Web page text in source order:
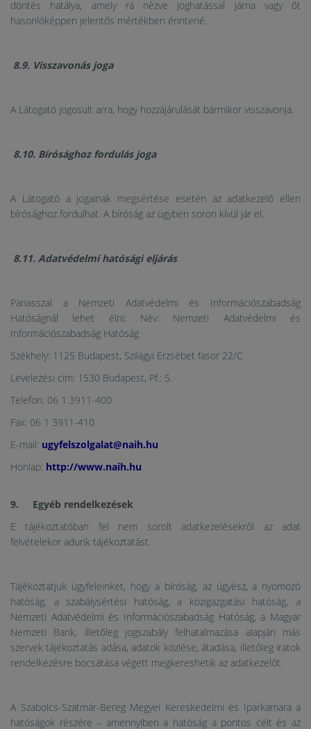
döntés hatálya, amely rá nézve joghatással járna vagy őt
hasonlóképpen jelentős mértékben érintené.
8.9. Visszavonás joga
A Látogató jogosult arra, hogy hozzájárulását bármikor visszavonja.
8.10. Bírósághoz fordulás joga
A Látogató a jogainak megsértése esetén az adatkezelő ellen
bírósághoz fordulhat. A bíróság az ügyben soron kívül jár el.
8.11. Adatvédelmi hatósági eljárás
Panasszal a Nemzeti Adatvédelmi és Információszabadság
Hatóságnál lehet élni: Név: Nemzeti Adatvédelmi és
Információszabadság Hatóság
Székhely: 1125 Budapest, Szilágyi Erzsébet fasor 22/C
Levelezési cím: 1530 Budapest, Pf.: 5.
Telefon: 06 1 3911-400
Fax: 06 1 3911-410
E-mail: ugyfelszolgalat@naih.hu
Honlap: http://www.naih.hu
9. Egyéb rendelkezések
E tájékoztatóban fel nem sorolt adatkezelésekről az adat
felvételekor adunk tájékoztatást.
Tájékoztatjuk ügyfeleinket, hogy a bíróság, az ügyész, a nyomozó
hatóság, a szabálysértési hatóság, a közigazgatási hatóság, a
Nemzeti Adatvédelmi és Információszabadság Hatóság, a Magyar
Nemzeti Bank, illetőleg jogszabály felhatalmazása alapján más
szervek tájékoztatás adása, adatok közlése, átadása, illetőleg iratok
rendelkezésre bocsátása végett megkereshetik az adatkezelőt.
A Szabolcs-Szatmár-Bereg Megyei Kereskedelmi és Iparkamara a
hatóságok részére – amennyiben a hatóság a pontos célt és az